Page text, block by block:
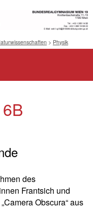
> Physik
des
Frantsich und
Obscura“ aus